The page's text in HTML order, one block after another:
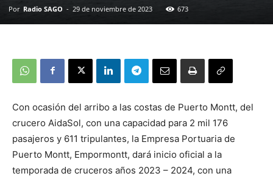
Por Radio SAGO - 29 de noviembre de 2023 673
Con ocasión del arribo a las costas de Puerto Montt, del
crucero AidaSol, con una capacidad para 2 mil 176
pasajeros y 611 tripulantes, la Empresa Portuaria de
Puerto Montt, Empormontt, dará inicio oficial a la
temporada de cruceros años 2023 – 2024, con una